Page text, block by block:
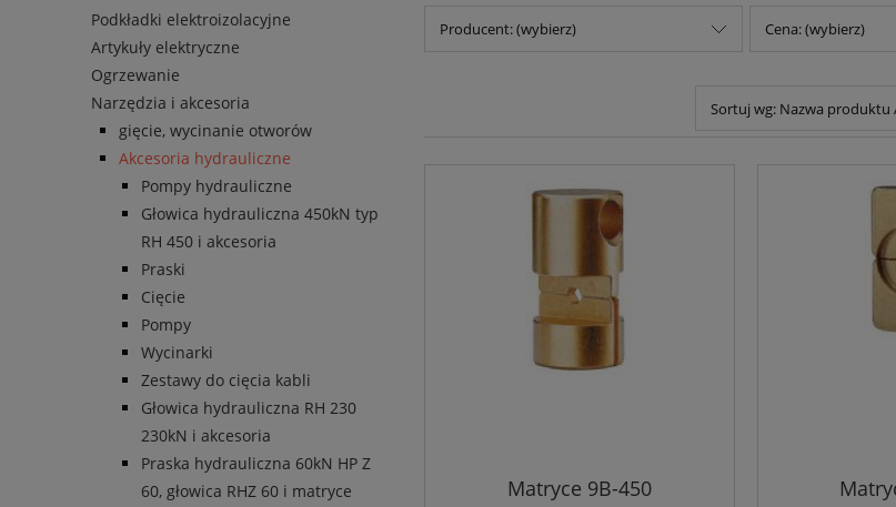
Podkładki elektroizolacyjne
Artykuły elektryczne
Ogrzewanie
Narzędzia i akcesoria
gięcie, wycinanie otworów
Akcesoria hydrauliczne
Pompy hydrauliczne
Głowica hydrauliczna 450kN typ
RH 450 i akcesoria
Praski
Cięcie
Pompy
Wycinarki
Zestawy do cięcia kabli
Głowica hydrauliczna RH 230
230kN i akcesoria
Praska hydrauliczna 60kN HP Z
60, głowica RHZ 60 i matryce
Producent: (wybierz) Cena: (wybierz)
Sortuj wg: Nazwa produktu
Matryce 9B-450